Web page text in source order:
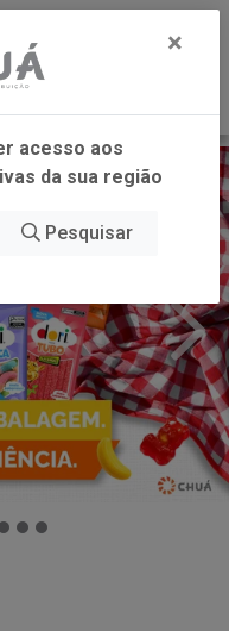
×
acesso aos
da sua região
Pesquisar